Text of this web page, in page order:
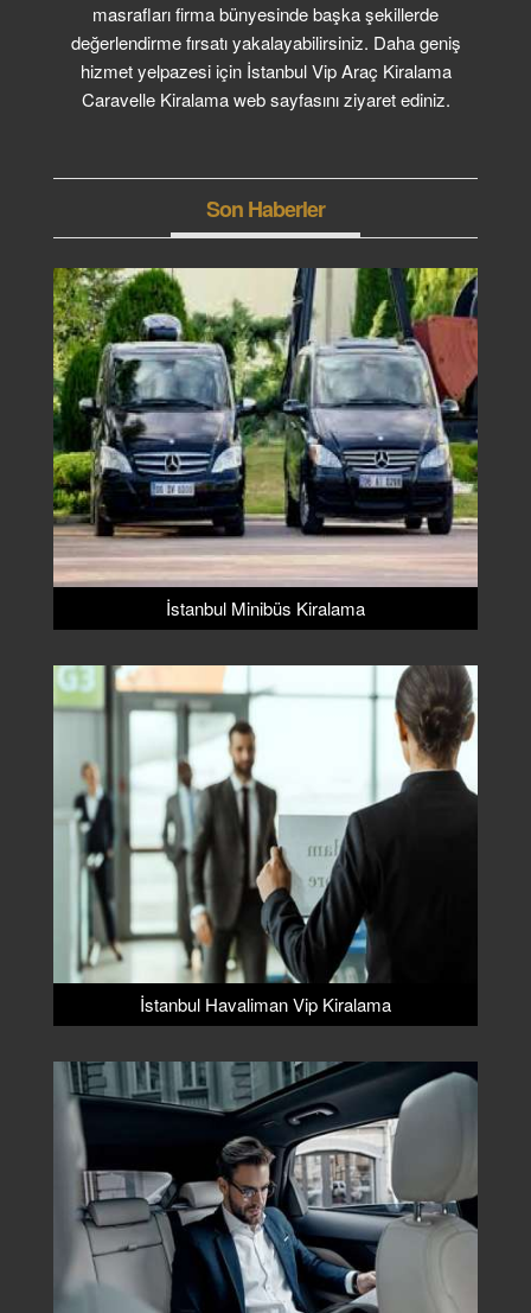
masrafları firma bünyesinde başka şekillerde
değerlendirme fırsatı yakalayabilirsiniz. Daha geniş
hizmet yelpazesi için İstanbul Vip Araç Kiralama
Caravelle Kiralama web sayfasını ziyaret ediniz.
Son Haberler
İstanbul Minibüs Kiralama
İstanbul Havaliman Vip Kiralama